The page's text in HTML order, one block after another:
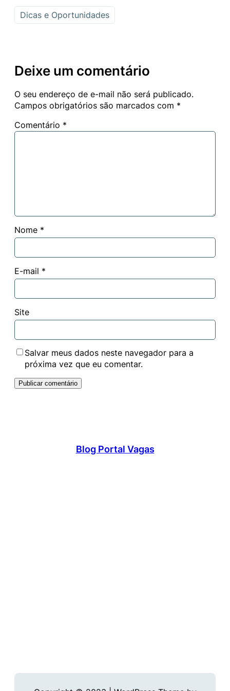
Dicas e Oportunidades
Deixe um comentário
O seu endereço de e-mail não será publicado.
Campos obrigatórios são marcados com *
Comentário *
Nome *
E-mail *
Site
Salvar meus dados neste navegador para a
próxima vez que eu comentar.
Blog Portal Vagas